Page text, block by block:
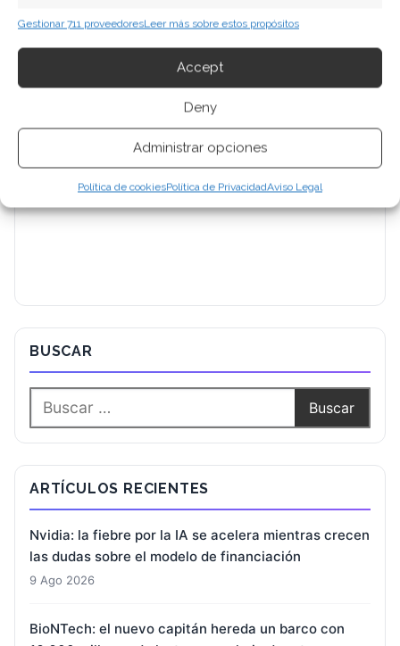
Gestionar 711 proveedoresLeer más sobre estos propósitos
Accept
Deny
Administrar opciones
Política de cookiesPolítica de PrivacidadAviso Legal
BUSCAR
ARTÍCULOS RECIENTES
Nvidia: la fiebre por la IA se acelera mientras crecen
las dudas sobre el modelo de financiación
9 Ago 2026
BioNTech: el nuevo capitán hereda un barco con